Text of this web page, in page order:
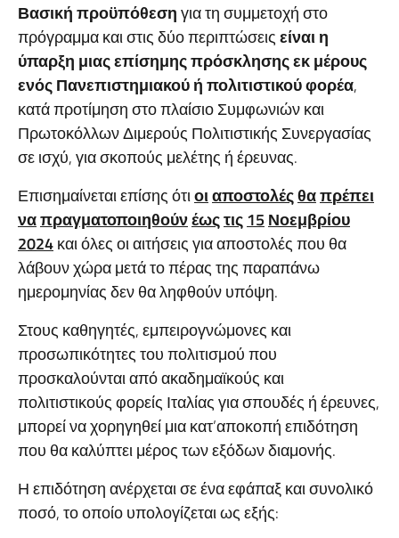
Βασικήπροϋπόθεσηγια τη συμμετοχή στο
πρόγραμμα και στις δύο περιπτώσειςείναιη
ύπαρξη μιαςεπίσημηςπρόσκλησηςεκμέρους
ενόςΠανεπιστημιακούήπολιτιστικούφορέα,
κατά προτίμηση στο πλαίσιο Συμφωνιών και
Πρωτοκόλλων Διμερούς Πολιτιστικής Συνεργασίας
σε ισχύ, για σκοπούς μελέτης ή έρευνας.
Επισημαίνεται επίσης ότιοιαποστολέςθαπρέπει
ναπραγματοποιηθούνέωςτις15 Νοεμβρίου
2024και όλες οι αιτήσεις για αποστολές που θα
λάβουν χώρα μετά το πέρας της παραπάνω
ημερομηνίας δεν θα ληφθούν υπόψη.
Στους καθηγητές, εμπειρογνώμονες και
προσωπικότητες του πολιτισμού που
προσκαλούνται από ακαδημαϊκούς και
πολιτιστικούς φορείς Ιταλίας για σπουδές ή έρευνες,
μπορεί να χορηγηθεί μια κατ’αποκοπή επιδότηση
που θα καλύπτει μέρος των εξόδων διαμονής.
Η επιδότηση ανέρχεται σε ένα εφάπαξ και συνολικό
ποσό, το οποίο υπολογίζεται ως εξής: